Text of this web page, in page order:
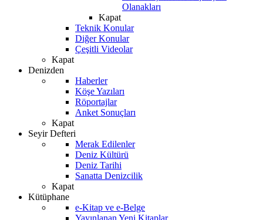
Olanakları
Kapat
Teknik Konular
Diğer Konular
Çeşitli Videolar
Kapat
Denizden
Haberler
Köşe Yazıları
Röportajlar
Anket Sonuçları
Kapat
Seyir Defteri
Merak Edilenler
Deniz Kültürü
Deniz Tarihi
Sanatta Denizcilik
Kapat
Kütüphane
e-Kitap ve e-Belge
Yayınlanan Yeni Kitaplar